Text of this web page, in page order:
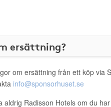
ersättning?
om ersättning från ett köp via
info@sponsorhuset.se
aldrig Radisson Hotels om du